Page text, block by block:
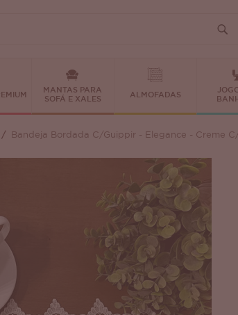
MANTAS PARA
SOFÁ E XALES
ALMOFADAS
Bandeja Bordada C/Guippir - Elegance - Creme